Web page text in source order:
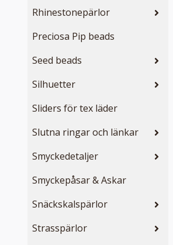
Rhinestonepärlor
Preciosa Pip beads
Seed beads
Silhuetter
Sliders för tex läder
Slutna ringar och länkar
Smyckedetaljer
Smyckepåsar & Askar
Snäckskalspärlor
Strasspärlor